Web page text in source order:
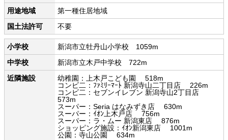
用途地域
第一種住居地域
国土法許可
不要
小学校
新潟市立牡丹山小学校 1059m
中学校
新潟市立木戸中学校 722m
近隣施設
幼稚園：上木戸こども園 518m
コンビ二：ﾌｧﾐﾘｰﾏｰﾄ 新潟寺山二丁目店 226m
コンビ二：セブンイレブン 新潟寺山2丁目店
573m
スーパー：Seria はなみずき店 630m
スーパー：ｲｵﾝ上木戸店 756m
スーパー：ラ・ムー 新潟東店 876m
ショッピング施設：ｲｵﾝ新潟東店 1001m
公園：寺山公園 634m